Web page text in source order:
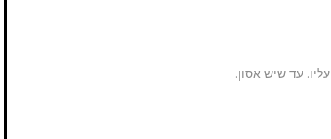
עד שיש אסון.